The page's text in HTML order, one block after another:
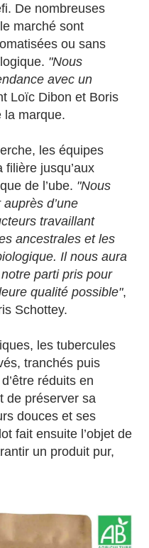
De nombreuses
marché sont
ou sans
"Nous
avec un
Loïc Dibon et Boris
la marque.
les équipes
filière jusqu’aux
de l’ube. "Nous
d’une
travaillant
ancestrales et les
Il nous aura
parti pris pour
qualité possible",
Schottey.
les tubercules
tranchés puis
réduits en
de préserver sa
douces et ses
fait ensuite l’objet de
un produit pur,